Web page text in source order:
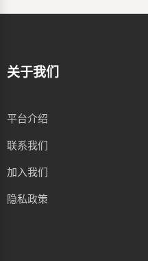
关于我们
平台介绍
联系我们
加入我们
隐私政策